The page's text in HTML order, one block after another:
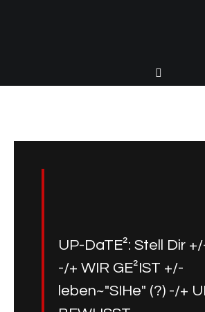
UP-DaTE²: Stell Dir
-/+ WIR GE²IST +/-
leben~"SIHe" (?) -/+